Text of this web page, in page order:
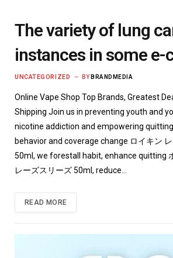
The variety of lung
instances in some e-
UNCATEGORIZED BY BRANDMEDIA
Online Vape Shop Top Brands, Greatest
Shipping Join us in preventing youth and
nicotine addiction and empowering
behavior and coverage change ロイキン
50ml, we forestall habit, enhance quitting
レーズスリーズ 50ml, reduce…
READ MORE